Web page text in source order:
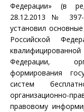
Федерации» (в
28.12.2013 № 397-
установил
Российской
Федерации,
формирования
систем
организационно-
правовому